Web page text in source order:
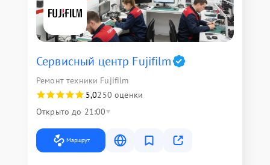
Сервисный центр Fujifilm
Ремонт техники Fujifilm
5,0250 оценки
Открыто до 21:00
Маршрут